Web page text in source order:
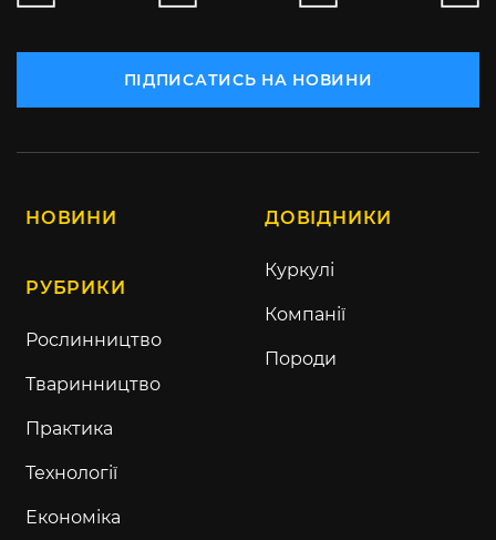
ПІДПИСАТИСЬ НА НОВИНИ
НОВИНИ
РУБРИКИ
Рослинництво
Тваринництво
Практика
Технології
Економіка
ДОВІДНИКИ
Куркулі
Компанії
Породи